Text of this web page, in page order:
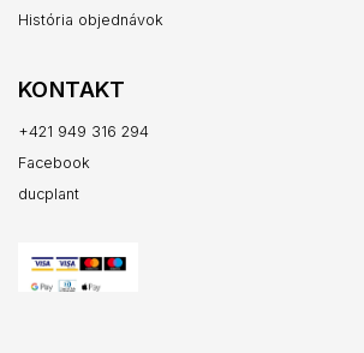
História objednávok
KONTAKT
+421 949 316 294
Facebook
ducplant